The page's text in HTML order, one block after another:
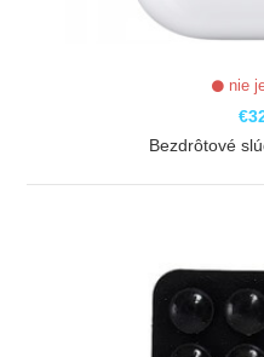
nie
Bezdrôtové